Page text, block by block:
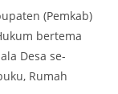
(Pemkab)
bertema
Desa se-
Rumah